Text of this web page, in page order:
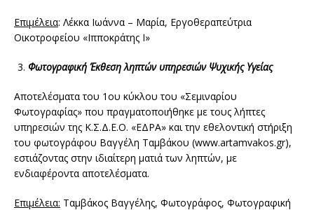
Επιμέλεια: Λέκκα Ιωάννα – Μαρία, Εργοθεραπεύτρια
Οικοτροφείου «Ιπποκράτης Ι»
Φωτογραφική Έκθεση ληπτών υπηρεσιών Ψυχικής Υγείας
Αποτελέσματα του 1ου κύκλου του «Σεμιναρίου
Φωτογραφίας» που πραγματοποιήθηκε με τους λήπτες
υπηρεσιών της Κ.Σ.Δ.Ε.Ο. «ΕΔΡΑ» και την εθελοντική στήριξη
του φωτογράφου Βαγγέλη Ταμβάκου (www.artamvakos.gr),
εστιάζοντας στην ιδιαίτερη ματιά των ληπτών, με
ενδιαφέροντα αποτελέσματα.
Επιμέλεια: Ταμβάκος Βαγγέλης, Φωτογράφος, Φωτογραφική